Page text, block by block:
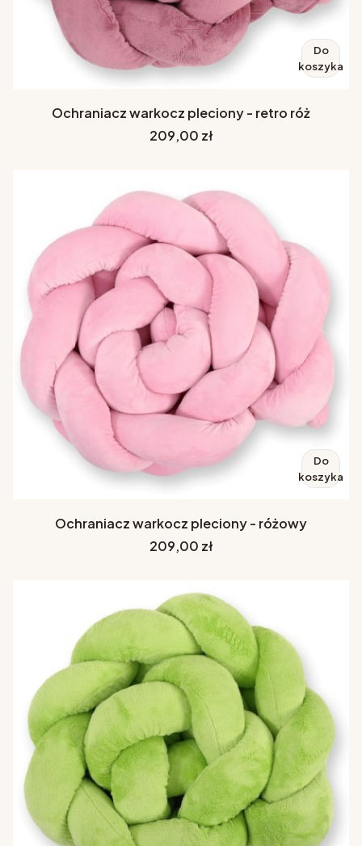
Do
koszyka
Ochraniacz warkocz pleciony - retro róż
Cena
209,00 zł
Do
koszyka
Ochraniacz warkocz pleciony - różowy
Cena
209,00 zł